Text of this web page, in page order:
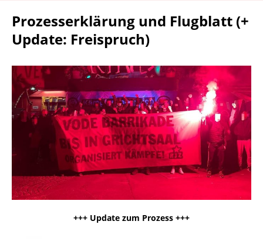
Prozesserklärung und Flugblatt (+
Update: Freispruch)
+++ Update zum Prozess +++